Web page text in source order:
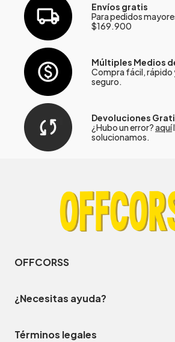
Envíos gratis
Para pedidos
$169.900
Múltiples Medios
Compra fácil, rápido
seguro.
Devoluciones
¿Hubo un error?aquí
solucionamos.
OFFCORSS
¿Necesitas ayuda?
Términos legales